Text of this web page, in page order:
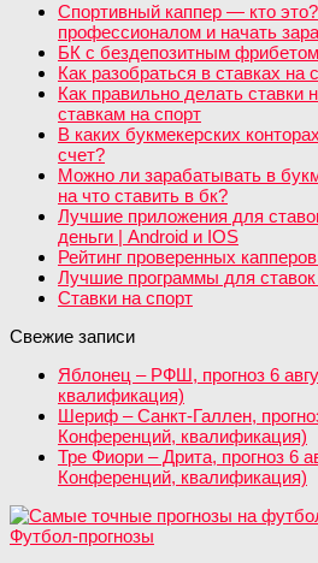
Спортивный каппер — кто
профессионалом и начать
БК с бездепозитным
Как разобраться в ставках на
Как правильно делать
ставкам на спорт
В каких букмекерских
счет?
Можно ли зарабатывать в
на что ставить в бк?
Лучшие приложения для
деньги | Android и IOS
Рейтинг проверенных
Лучшие программы для ставок
Ставки на спорт
Свежие записи
Яблонец – РФШ, прогноз 6
квалификация)
Шериф – Санкт-Галлен,
Конференций, квалификация)
Тре Фиори – Дрита, прогноз 6
Конференций, квалификация)